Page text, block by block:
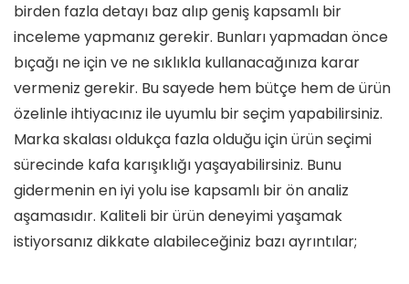
birden fazla detayı baz alıp geniş kapsamlı bir
inceleme yapmanız gerekir. Bunları yapmadan önce
bıçağı ne için ve ne sıklıkla kullanacağınıza karar
vermeniz gerekir. Bu sayede hem bütçe hem de ürün
özelinle ihtiyacınız ile uyumlu bir seçim yapabilirsiniz.
Marka skalası oldukça fazla olduğu için ürün seçimi
sürecinde kafa karışıklığı yaşayabilirsiniz. Bunu
gidermenin en iyi yolu ise kapsamlı bir ön analiz
aşamasıdır. Kaliteli bir ürün deneyimi yaşamak
istiyorsanız dikkate alabileceğiniz bazı ayrıntılar;